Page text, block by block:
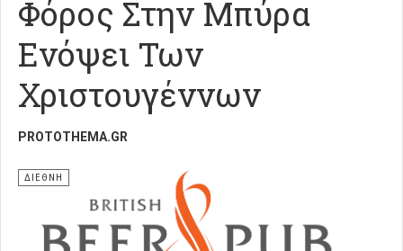
Φόρος Στην Μπύρα
Ενόψει Των
Χριστουγέννων
PROTOTHEMA.GR
ΔΙΕΘΝΗ